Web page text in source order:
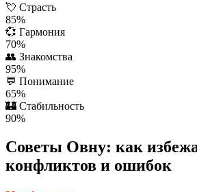
💘 Страсть
85%
💞 Гармония
70%
👥 Знакомства
95%
💬 Понимание
65%
🏰 Стабильность
90%
Советы Овну: как
конфликтов и ошибок